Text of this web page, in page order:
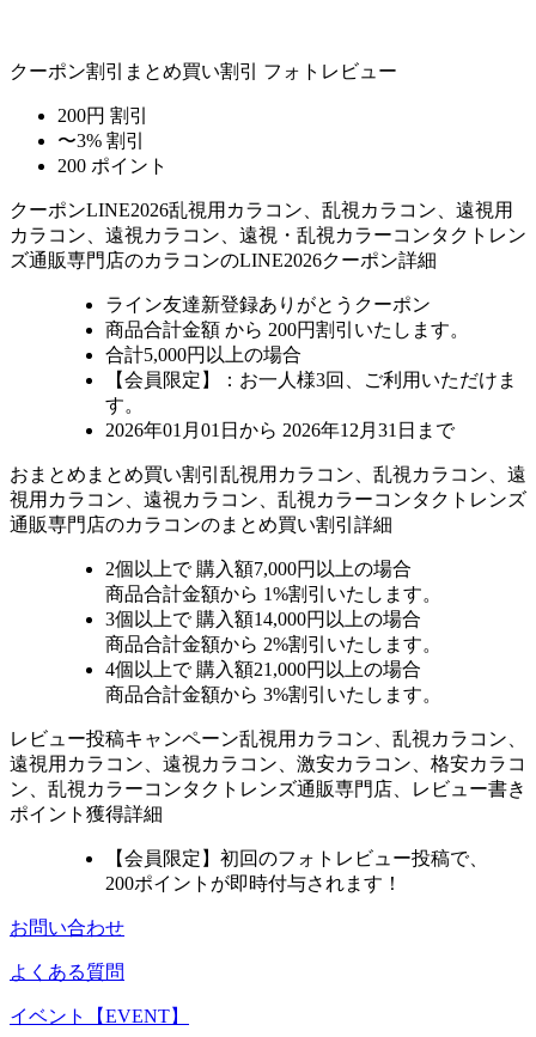
クーポン割引 まとめ買い割引 フォトレビュー
200円 割引
〜3% 割引
200 ポイント
クーポンLINE2026乱視用カラコン、乱視カラコン、遠視用
カラコン、遠視カラコン、遠視・乱視カラーコンタクトレン
ズ通販専門店のカラコンのLINE2026クーポン詳細
ライン友達新登録ありがとうクーポン
商品合計金額 から 200円割引 いたします。
合計5,000円以上の場合
【会員限定】：お一人様3回
、ご利用いただけま
す。
2026年01月01日から 2026年12月31日まで
おまとめ まとめ買い割引 乱視用カラコン、乱視カラコン、遠
視用カラコン、遠視カラコン、乱視カラーコンタクトレンズ
通販専門店のカラコンのまとめ買い割引詳細
2個 以上で 購入額7,000円以上の場合
商品合計金額から 1%割引いたします。
3個 以上で 購入額14,000円以上の場合
商品合計金額から 2%割引いたします。
4個 以上で 購入額21,000円以上の場合
商品合計金額から 3%割引いたします。
レビュー投稿キャンペーン乱視用カラコン、乱視カラコン、
遠視用カラコン、遠視カラコン、激安カラコン、格安カラコ
ン、乱視カラーコンタクトレンズ通販専門店、レビュー書き
ポイント獲得詳細
【会員限定】初回のフォトレビュー投稿で、
200ポイント が即時付与されます！
お問い合わせ
よくある質問
イベント【EVENT】